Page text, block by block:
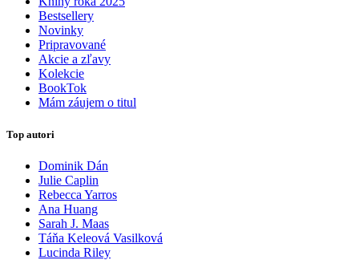
Bestsellery
Novinky
Pripravované
Akcie a zľavy
Kolekcie
BookTok
Mám záujem o titul
Top autori
Dominik Dán
Julie Caplin
Rebecca Yarros
Ana Huang
Sarah J. Maas
Táňa Keleová Vasilková
Lucinda Riley